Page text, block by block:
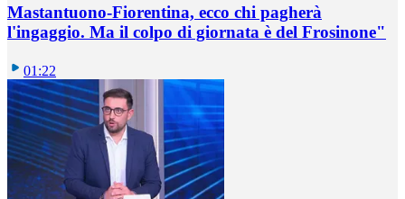
Mastantuono-Fiorentina, ecco chi pagherà
l'ingaggio. Ma il colpo di giornata è del Frosinone"
01:22